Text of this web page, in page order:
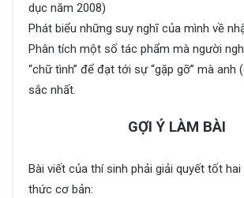
dục năm 2008)
Phát biểu những suy nghĩ của mình về
Phân tích một số tác phẩm mà người
“chữ tình” để đạt tới sự “gặp gỡ” mà anh
sắc nhất.
GỢI Ý LÀM BÀI
Bài viết của thí sinh phải giải quyết tốt hai
thức cơ bản: